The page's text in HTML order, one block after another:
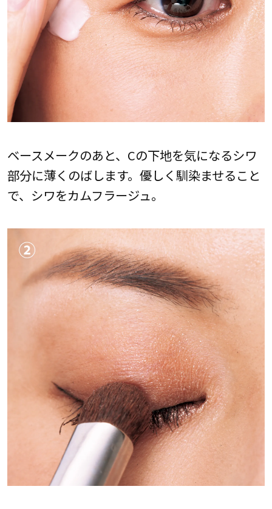
ベースメークのあと、Cの下地を気になるシワ
部分に薄くのばします。優しく馴染ませること
で、シワをカムフラージュ。